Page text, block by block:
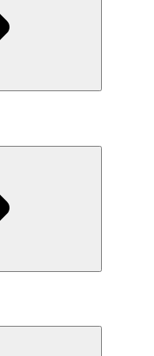
り組み（日本）
組み（米国/英語）
ー
ア利用規約
ポリシー